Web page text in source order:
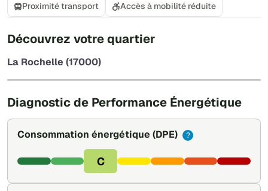
Proximité transport
Accès à mobilité réduite
Découvrez votre quartier
La Rochelle (17000)
Diagnostic de Performance Énergétique
Consommation énergétique (DPE) ?
C